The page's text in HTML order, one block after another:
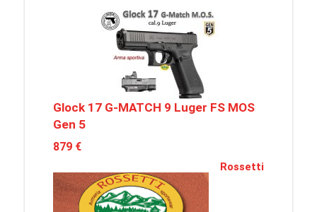
Glock 17 G-MATCH 9 Luger FS MOS
Gen 5
879 €
Rossetti